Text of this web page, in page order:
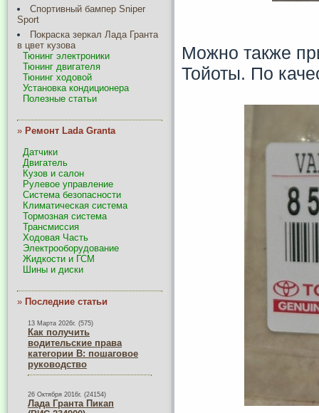
Спортивный бампер Sniper
Sport
Покраска зеркал Лада Гранта
в цвет кузова
Тюнинг электроники
Тюнинг двигателя
Тюнинг ходовой
Установка кондиционера
Полезные статьи
» Ремонт Lada Granta
Датчики
Двигатель
Кузов и салон
Рулевое управление
Система безопасности
Климатическая система
Тормозная система
Трансмиссия
Ходовая Часть
Электрооборудование
Жидкости и ГСМ
Шины и диски
» Последние статьи
13 Марта 2026г. (575)
Как получить
водительские права
категории B: пошаговое
руководство
26 Октября 2016г. (24154)
Лада Гранта Пикап
Можно также
Тойоты. По